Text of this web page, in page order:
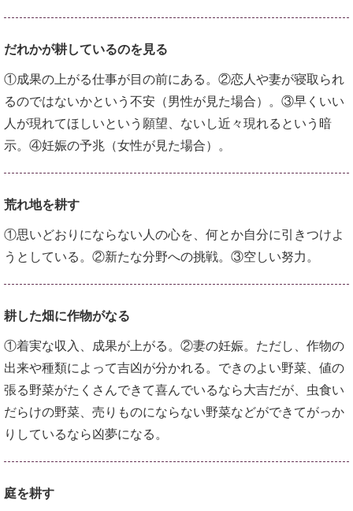
だれかが耕しているのを見る
①成果の上がる仕事が目の前にある。②恋人や妻が寝取られ
るのではないかという不安（男性が見た場合）。③早くいい
人が現れてほしいという願望、ないし近々現れるという暗
示。④妊娠の予兆（女性が見た場合）。
荒れ地を耕す
①思いどおりにならない人の心を、何とか自分に引きつけよ
うとしている。②新たな分野への挑戦。③空しい努力。
耕した畑に作物がなる
①着実な収入、成果が上がる。②妻の妊娠。ただし、作物の
出来や種類によって吉凶が分かれる。できのよい野菜、値の
張る野菜がたくさんできて喜んでいるなら大吉だが、虫食い
だらけの野菜、売りものにならない野菜などができてがっか
りしているなら凶夢になる。
庭を耕す